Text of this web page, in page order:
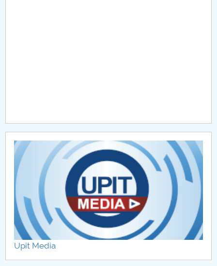
CAR2026
MENIU CANTINA
TE-CON3
Inclusive HiED
Vir2TEX
Active woman
Upit Media